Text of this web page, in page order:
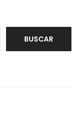
BUSCAR